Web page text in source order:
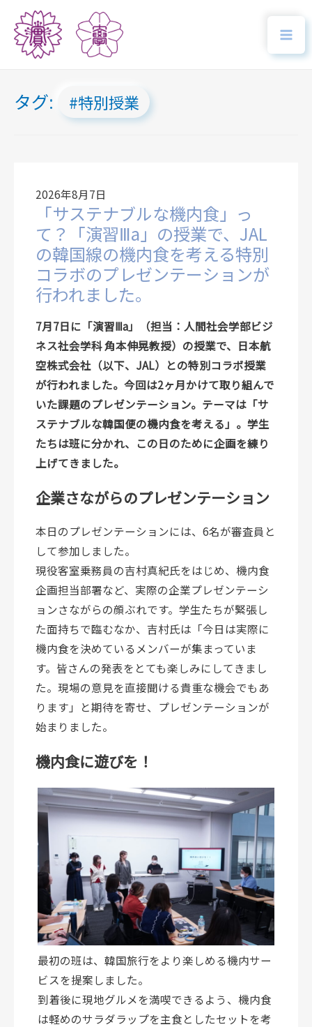
タグ: 特別授業
2026年8月7日
「サステナブルな機内食」っ
て？「演習Ⅲa」の授業で、JAL
の韓国線の機内食を考える特別
コラボのプレゼンテーションが
行われました。
7月7日に「演習Ⅲa」（担当：人間社会学部ビジ
ネス社会学科 角本伸晃教授）の授業で、日本航
空株式会社（以下、JAL）との特別コラボ授業
が行われました。今回は2ヶ月かけて取り組んで
いた課題のプレゼンテーション。テーマは「サ
ステナブルな韓国便の機内食を考える」。学生
たちは班に分かれ、この日のために企画を練り
上げてきました。
企業さながらのプレゼンテーション
本日のプレゼンテーションには、6名が審査員と
して参加しました。
現役客室乗務員の吉村真紀氏をはじめ、機内食
企画担当部署など、実際の企業プレゼンテーシ
ョンさながらの顔ぶれです。学生たちが緊張し
た面持ちで臨むなか、吉村氏は「今日は実際に
機内食を決めているメンバーが集まっていま
す。皆さんの発表をとても楽しみにしてきまし
た。現場の意見を直接聞ける貴重な機会でもあ
ります」と期待を寄せ、プレゼンテーションが
始まりました。
機内食に遊びを！
最初の班は、韓国旅行をより楽しめる機内サー
ビスを提案しました。
到着後に現地グルメを満喫できるよう、機内食
は軽めのサラダラップを主食としたセットを考